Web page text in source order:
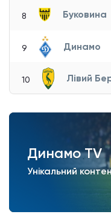
8 Буковина
9 Динамо
10 Лівий
Динамо TV
Унікальний